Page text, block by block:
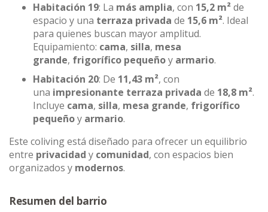
Habitación 19: La más amplia, con 15,2 m²de
espacio y una terraza privada de 15,6 m². Ideal
para quienes buscan mayor amplitud.
Equipamiento: cama, silla, mesa
grande, frigorífico pequeñoy armario.
Habitación 20: De 11,43 m², con
una impresionante terraza privada de 18,8 m².
Incluye cama, silla, mesa grande, frigorífico
pequeñoy armario.
Este coliving está diseñado para ofrecer un equilibrio
entre privacidad y comunidad, con espacios bien
organizados y modernos.
Resumen del barrio